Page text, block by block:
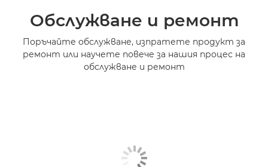
Обслужване и ремонт
Поръчайте обслужване, изпратете продукт за
ремонт или научете повече за нашия процес на
обслужване и ремонт